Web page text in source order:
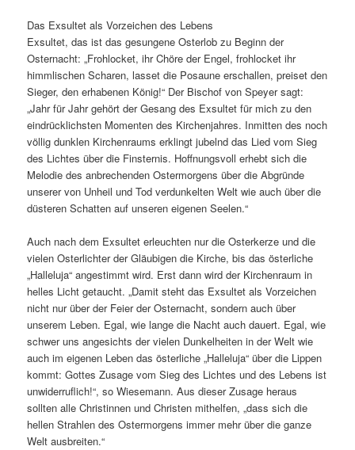
Das Exsultet als Vorzeichen des Lebens
Exsultet, das ist das gesungene Osterlob zu Beginn der
Osternacht: „Frohlocket, ihr Chöre der Engel, frohlocket ihr
himmlischen Scharen, lasset die Posaune erschallen, preiset den
Sieger, den erhabenen König!“ Der Bischof von Speyer sagt:
„Jahr für Jahr gehört der Gesang des Exsultet für mich zu den
eindrücklichsten Momenten des Kirchenjahres. Inmitten des noch
völlig dunklen Kirchenraums erklingt jubelnd das Lied vom Sieg
des Lichtes über die Finsternis. Hoffnungsvoll erhebt sich die
Melodie des anbrechenden Ostermorgens über die Abgründe
unserer von Unheil und Tod verdunkelten Welt wie auch über die
düsteren Schatten auf unseren eigenen Seelen.“
Auch nach dem Exsultet erleuchten nur die Osterkerze und die
vielen Osterlichter der Gläubigen die Kirche, bis das österliche
„Halleluja“ angestimmt wird. Erst dann wird der Kirchenraum in
helles Licht getaucht. „Damit steht das Exsultet als Vorzeichen
nicht nur über der Feier der Osternacht, sondern auch über
unserem Leben. Egal, wie lange die Nacht auch dauert. Egal, wie
schwer uns angesichts der vielen Dunkelheiten in der Welt wie
auch im eigenen Leben das österliche „Halleluja“ über die Lippen
kommt: Gottes Zusage vom Sieg des Lichtes und des Lebens ist
unwiderruflich!“, so Wiesemann. Aus dieser Zusage heraus
sollten alle Christinnen und Christen mithelfen, „dass sich die
hellen Strahlen des Ostermorgens immer mehr über die ganze
Welt ausbreiten.“